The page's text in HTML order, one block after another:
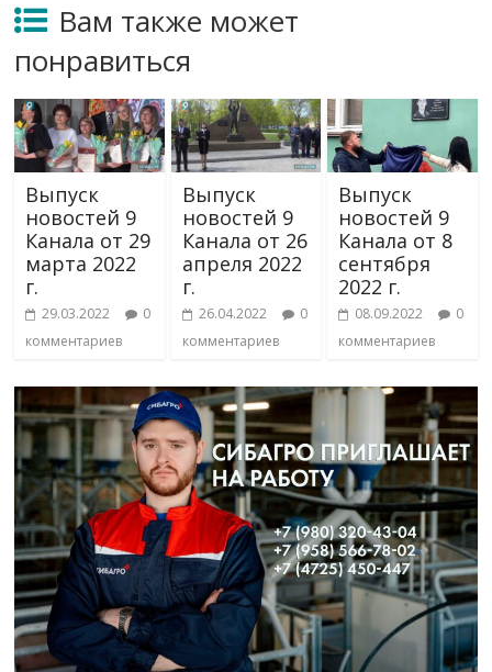
Вам также может
понравиться
Выпуск
новостей 9
Канала от 29
марта 2022
г.
29.03.2022
0
комментариев
Выпуск
новостей 9
Канала от 26
апреля 2022
г.
26.04.2022
0
комментариев
Выпуск
новостей 9
Канала от 8
сентября
2022 г.
08.09.2022
0
комментариев